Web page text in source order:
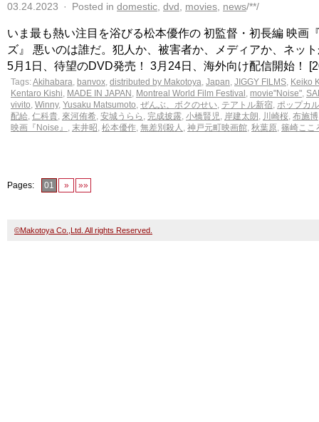
03.24.2023 · Posted in domestic dvd movies news/**/
いま最も熱い注目を浴びる松本優作の 初監督・初長編 映画
ズ』 悪いのは誰だ。犯人か、被害者か、メディアか、ネッ
5月1日、待望のDVD発売！ 3月24日、海外向け配信開始！
Tags:Akihabara, banvox, distributed by Makotoya, Japan, JIGGY FILMS, Keiko
Kentaro Kishi, MADE IN JAPAN , Montreal World Film Festival , movie"Noise",
vivito, Winny, Yusaku Matsumoto, ぜんぶ、ボクのせい, テアトル新宿, ポップカ
配給, 仁科貴, 來河侑希, 安城うらら , 完成披露, 小橋賢児, 岸建太朗 , 川崎桜, 布施博
映画『Noise』 , 末井昭, 松本優作, 無差別殺人 , 神戸元町映画館, 秋葉原, 篠崎ここ
Pages: 01 » »»
©Makotoya Co.,Ltd. All rights Reserved.